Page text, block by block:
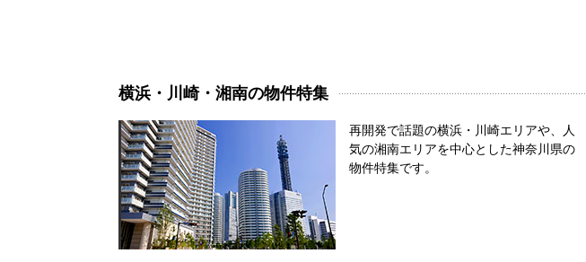
横浜・川崎・湘南の物件特集
再開発で話題の横浜・川崎エリアや、人
気の湘南エリアを中心とした神奈川県の
物件特集です。